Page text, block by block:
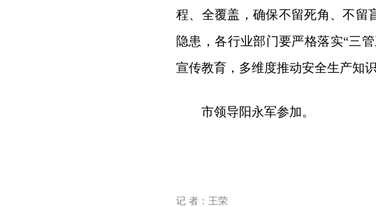
程、全覆盖，确保不留死角、不留
隐患，各行业部门要严格落实“三
宣传教育，多维度推动安全生产知
市领导阳永军参加。
记 者：王荣